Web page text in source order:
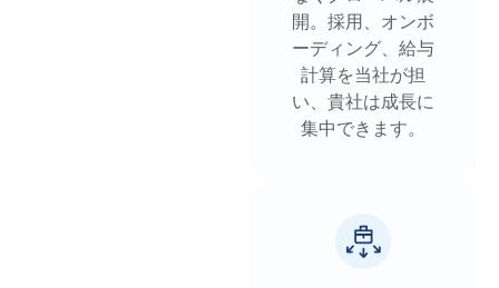
開。採用、オンボ
ーディング、給与
計算を当社が担
い、貴社は成長に
集中できます。